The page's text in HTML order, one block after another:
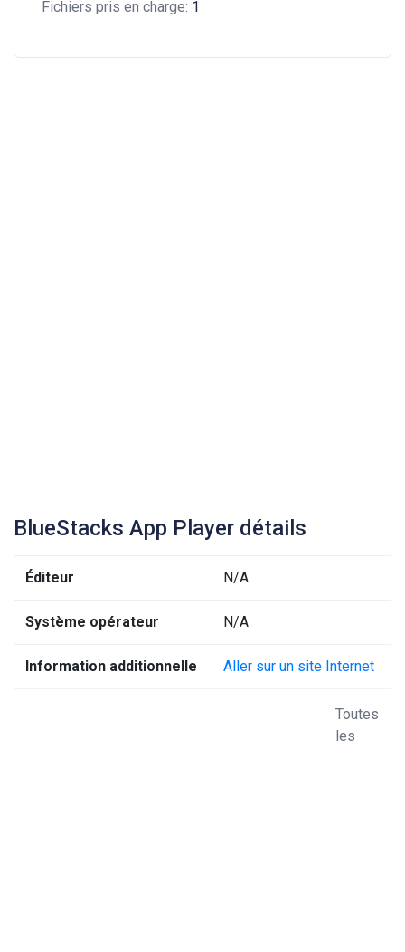
Fichiers pris en charge: 1
BlueStacks App Player détails
Éditeur N/A
Système opérateur N/A
Information additionnelle Aller sur un site Internet
Toutes
les